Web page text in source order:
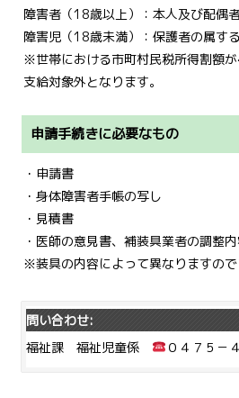
障害者（18歳以上）：本人及び配偶
障害児（18歳未満）：保護者の属す
※世帯における市町村民税所得割額
支給対象外となります。
申請手続きに必要なもの
・申請書
・身体障害者手帳の写し
・見積書
・医師の意見書、補装具業者の調整
※装具の内容によって異なりますので
問い合わせ:
福祉課 福祉児童係
０４７５－